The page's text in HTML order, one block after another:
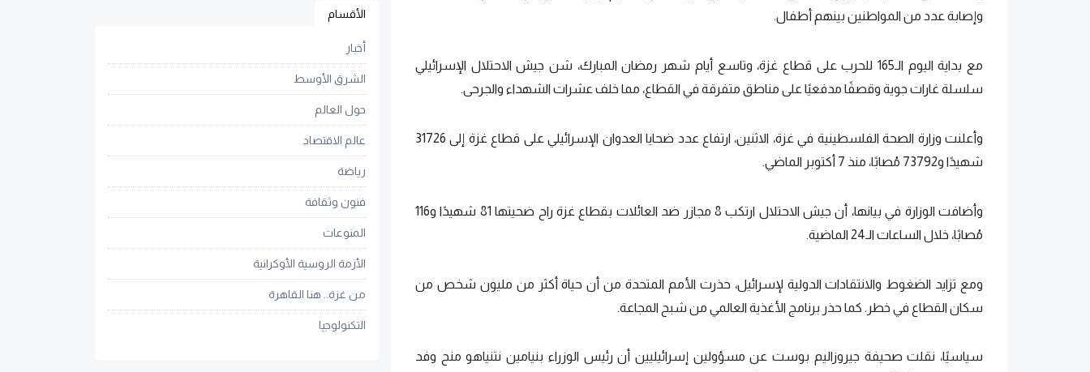
وإصابة عدد من المواطنين بينهم أطفال.
مع بداية اليوم الـ165 للحرب على قطاع غزة، وتاسع أيام شهر رمضان المبارك، شن جيش الاحتلال الإسرائيلي
سلسلة غارات جوية وقصفًا مدفعيًا على مناطق متفرقة في القطاع، مما خلف عشرات الشهداء والجرحى.
وأعلنت وزارة الصحة الفلسطينية في غزة، الاثنين، ارتفاع عدد ضحايا العدوان الإسرائيلي على قطاع غزة إلى 31726
شهيدًا و73792 مُصابًا، منذ 7 أكتوبر الماضي.
وأضافت الوزارة في بيانها، أن جيش الاحتلال ارتكب 8 مجازر ضد العائلات بقطاع غزة راح ضحيتها 81 شهيدًا و116
مُصابًا، خلال الساعات الـ24 الماضية.
ومع تزايد الضغوط والانتقادات الدولية لإسرائيل، حذرت الأمم المتحدة من أن حياة أكثر من مليون شخص من
سكان القطاع في خطر. كما حذر برنامج الأغذية العالمي من شبح المجاعة.
سياسيًا، نقلت صحيفة جيروزاليم بوست عن مسؤولين إسرائيليين أن رئيس الوزراء بنيامين نتنياهو منح وفد
الأقسام
أخبار
الشرق الأوسط
حول العالم
عالم الاقتصاد
رياضة
فنون وثقافة
المنوعات
الأزمة الروسية الأوكرانية
من غزة.. هنا القاهرة
التكنولوجيا